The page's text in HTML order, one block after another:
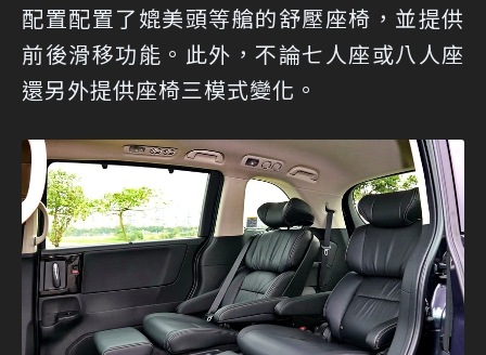
配置配置了媲美頭等艙的舒壓座椅，並提供
前後滑移功能。此外，不論七人座或八人座
還另外提供座椅三模式變化。